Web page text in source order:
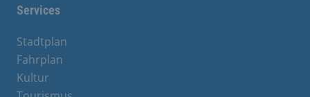
Services
Stadtplan
Fahrplan
Kultur